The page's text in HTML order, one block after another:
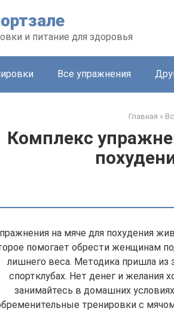
и питание для здоровья
Все упражнения
Главная »
Комплекс
на мяче для похудения
помогает обрести женщинам
лишнего веса. Методика пришла из
спортклубах. Нет денег и желания
занимайтесь в домашних
тренировки с